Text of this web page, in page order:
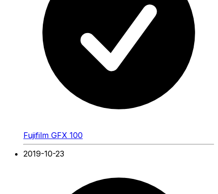
Fujifilm GFX 100
2019-10-23